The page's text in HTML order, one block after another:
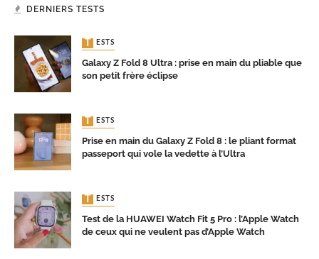
DERNIERS TESTS
TESTS
Galaxy Z Fold 8 Ultra : prise en main du pliable que
son petit frère éclipse
TESTS
Prise en main du Galaxy Z Fold 8 : le pliant format
passeport qui vole la vedette à l’Ultra
TESTS
Test de la HUAWEI Watch Fit 5 Pro : l’Apple Watch
de ceux qui ne veulent pas d’Apple Watch